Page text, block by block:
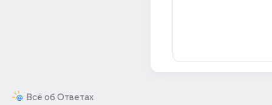
Всё об Ответах